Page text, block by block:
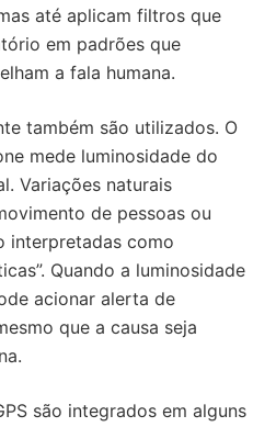
até aplicam filtros que
em padrões que
a fala humana.
também são utilizados. O
mede luminosidade do
Variações naturais
de pessoas ou
interpretadas como
Quando a luminosidade
acionar alerta de
que a causa seja
são integrados em alguns